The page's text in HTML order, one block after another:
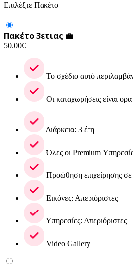
Επιλέξτε Πακέτο
Πακέτο 3ετιας 💼
50.00€
Το σχέδιο αυτό
Οι καταχωρήσεις είναι
Διάρκεια: 3 έτη
Όλες οι Premium
Προώθηση επιχείρησης σε
Εικόνες: Απεριόριστες
Υπηρεσίες: Απεριόριστες
Video Gallery